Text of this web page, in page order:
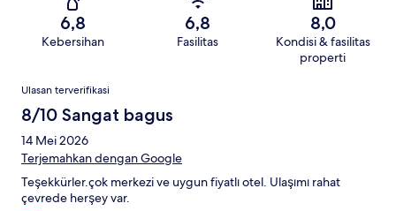
6,8
Kebersihan
6,8
Fasilitas
8,0
Kondisi & fasilitas
properti
Ulasan
Ulasan terverifikasi
8/10 Sangat bagus
14 Mei 2026
Terjemahkan dengan Google
Teşekkürler.çok merkezi ve uygun fiyatlı otel. Ulaşımı rahat
çevrede herşey var.